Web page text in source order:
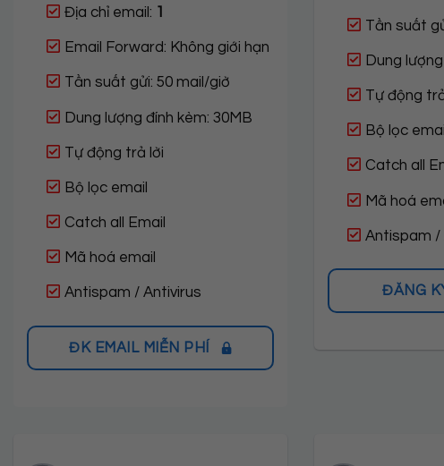
Địa chỉ email: 1
Email Forward: Không giới hạn
Tần suất gửi: 50 mail/giờ
Dung lượng đính kèm: 30MB
Tự động trả lời
Bộ lọc email
Catch all Email
Mã hoá email
Antispam / Antivirus
ĐK EMAIL MIỄN PHÍ
Tần suất
Dung
Tự động
Bộ lọc email
Catch all
Mã hoá
Antispam /
ĐĂNG